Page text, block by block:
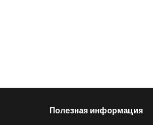
Полезная информация